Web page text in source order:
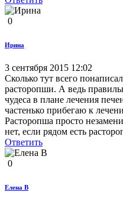
0
Ирина
3 сентября 2015 12:02
Сколько тут всего
расторопши. А ведь
чудеса в плане лечения
частенько прибегаю к
Расторопша просто
нет, если рядом есть
Ответить
0
Елена В